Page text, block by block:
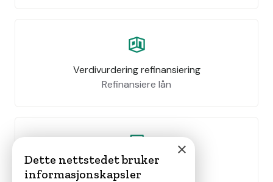
Verdivurdering refinansiering
Refinansiere lån
Leie ut bolig
×
Dette nettstedet bruker
informasjonskapsler